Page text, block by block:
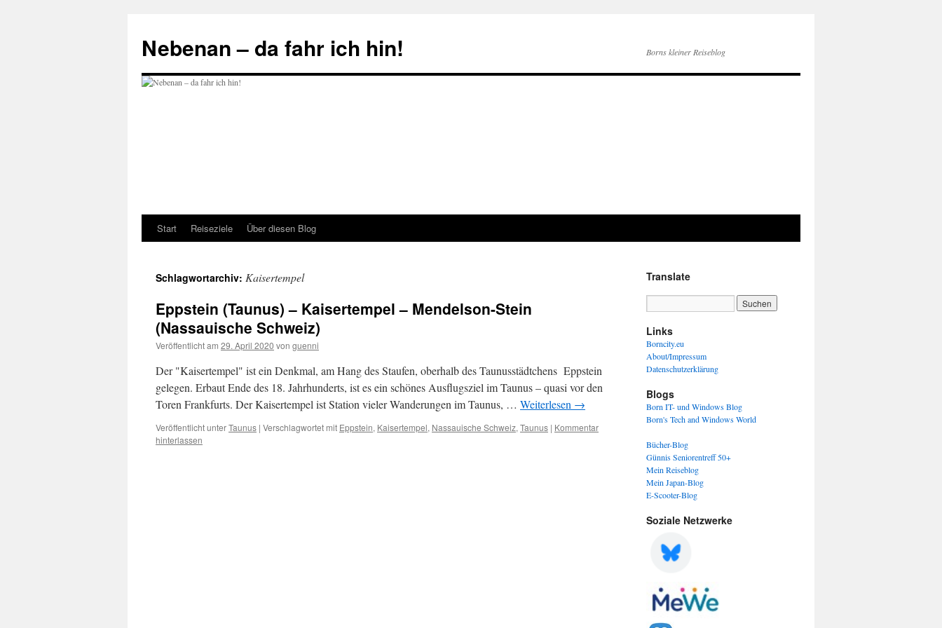
springen
Nebenan – da fahr ich hin! Borns kleiner Reiseblog
Start Reiseziele Über diesen Blog
Schlagwortarchiv: Kaisertempel
Eppstein (Taunus) – Kaisertempel – Mendelson-Stein
(Nassauische Schweiz)
Veröffentlicht am 29. April 2020 von guenni
Der "Kaisertempel" ist ein Denkmal, am Hang des Staufen, oberhalb des Taunusstädtchens Eppstein
gelegen. Erbaut Ende des 18. Jahrhunderts, ist es ein schönes Ausflugsziel im Taunus – quasi vor den
Toren Frankfurts. Der Kaisertempel ist Station vieler Wanderungen im Taunus, … Weiterlesen →
Veröffentlicht unterTaunus | Verschlagwortet mit Eppstein, Kaisertempel, Nassauische Schweiz, Taunus | Kommentar
hinterlassen
Translate
Links
Borncity.eu
About/Impressum
Datenschutzerklärung
Blogs
Born IT- und Windows Blog
Born's Tech and Windows World
Bücher-Blog
Günnis Seniorentreff 50+
Mein Reiseblog
Mein Japan-Blog
E-Scooter-Blog
Soziale Netzwerke